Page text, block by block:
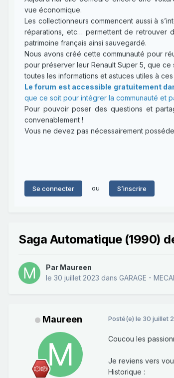
vue économique.
Les collectionneurs commencent aussi à
réparations, etc… permettent de retrouver
patrimoine français ainsi sauvegardé.
Nous avons créé cette communauté pour
pour préserver leur Renault Super 5, que
toutes les informations et astuces utiles à
Le forum est accessible gratuitement
que ce soit pour intégrer la communauté et
Pour pouvoir poser des questions et
convenablement !
Vous ne devez pas nécessairement
Se connecter ou S’inscrire
Saga Automatique (1990)
Par Maureen
le 30 juillet 2023 dans GARAGE -
Maureen Posté(e) le 30 juillet
Coucou les
Je reviens vers
Historique :